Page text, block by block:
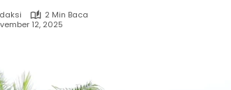
2 Min Baca
12, 2025